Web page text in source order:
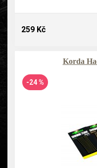
259 Kč
Korda
-24 %